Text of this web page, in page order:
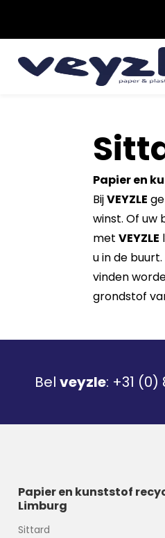
Papier en
BijVEYZLE
winst. Of uw
met VEYZLE
u in de
vinden
grondstof
Bel veyzle: +31 (0)
Papier en kunststof
Limburg
Sittard